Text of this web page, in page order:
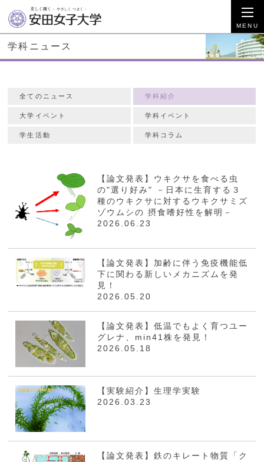
学科ニュース
全てのニュース 学科紹介
大学イベント 学科イベント
学生活動 学科コラム
【論文発表】ウキクサを食べる虫
の"選り好み" －日本に生育する３
種のウキクサに対するウキクサミズ
ゾウムシの 摂食嗜好性を解明－
2026.06.23
【論文発表】加齢に伴う免疫機能低
下に関わる新しいメカニズムを発
見！
2026.05.20
【論文発表】低温でもよく育つユー
グレナ、min41株を発見！
2026.05.18
【実験紹介】生理学実験
2026.03.23
【論文発表】鉄のキレート物質「ク